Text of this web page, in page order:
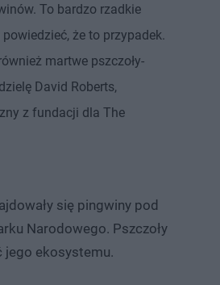
To bardzo rzadkie
że to przypadek.
martwe pszczoły-
David Roberts,
z fundacji dla The
się pingwiny pod
Narodowego. Pszczoły
jego ekosystemu.